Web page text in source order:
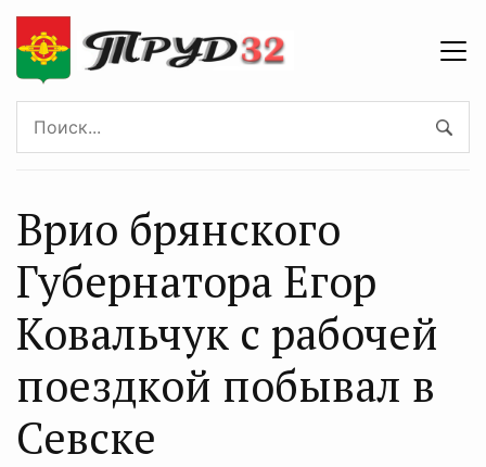
Врио брянского
Губернатора Егор
Ковальчук с рабочей
поездкой побывал в
Севске